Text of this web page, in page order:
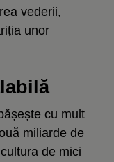
vederii,
unor
cu mult
miliarde de
de mici